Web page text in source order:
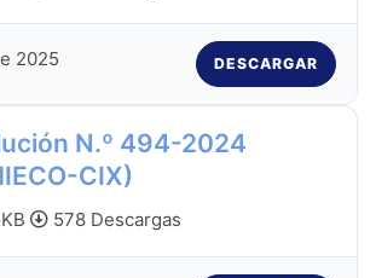
2025 DESCARGAR
N.º 494-2024
CIX)
578 Descargas